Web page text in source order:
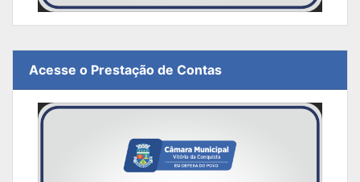
Acesse o Prestação de Contas